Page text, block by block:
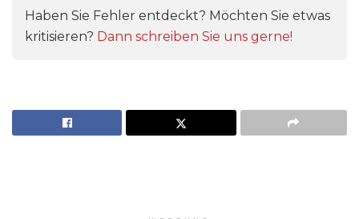
Haben Sie Fehler entdeckt? Möchten Sie etwas
kritisieren? Dann schreiben Sie uns gerne!